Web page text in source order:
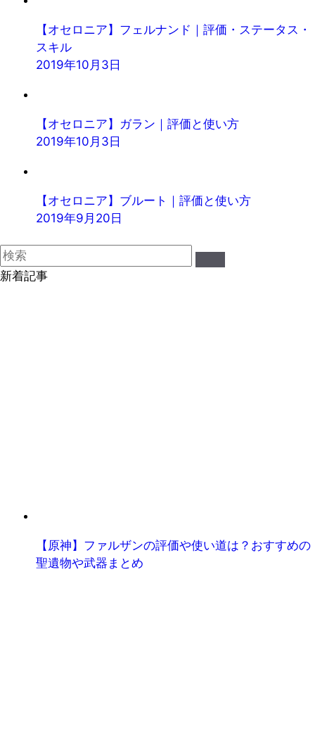
【オセロニア】フェルナンド｜評価・ステータス・
スキル
2019年10月3日
【オセロニア】ガラン｜評価と使い方
2019年10月3日
【オセロニア】ブルート｜評価と使い方
2019年9月20日
新着記事
【原神】ファルザンの評価や使い道は？おすすめの
聖遺物や武器まとめ